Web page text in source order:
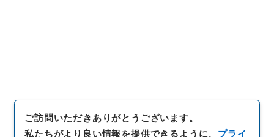
ご訪問いただきありがとうございます。
私たちがより良い情報を提供できるように、 プライ